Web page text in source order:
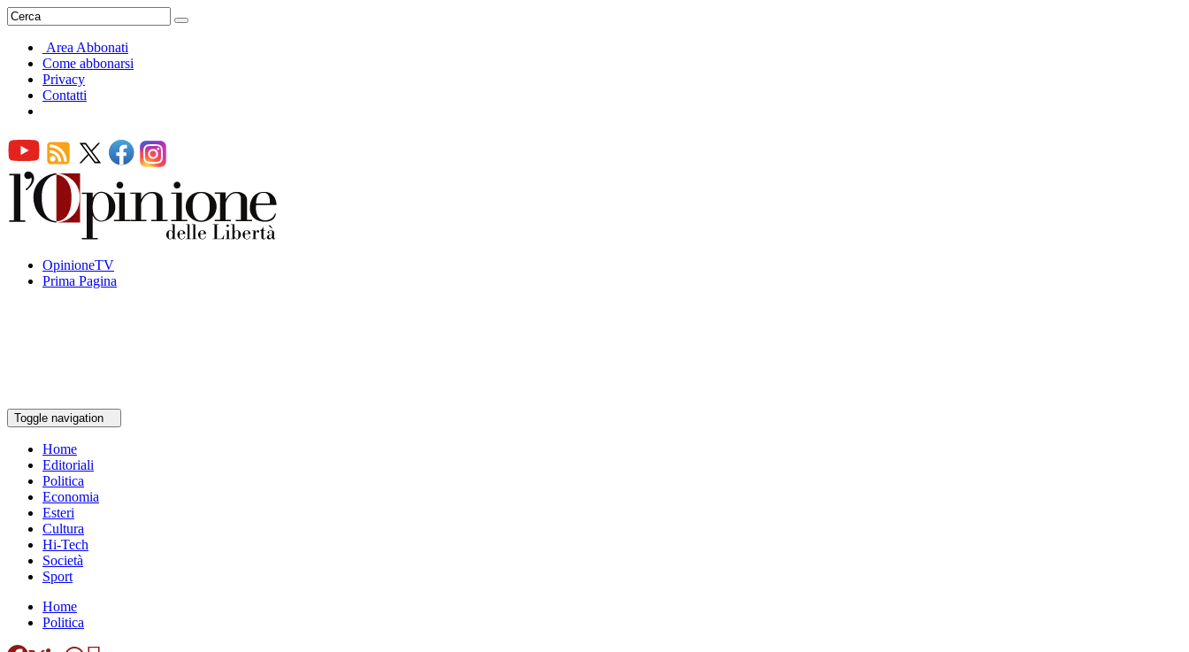
Area Abbonati
Come abbonarsi
Privacy
Contatti
OpinioneTV
Prima Pagina
Toggle navigation
Home
Editoriali
Politica
Economia
Esteri
Cultura
Hi-Tech
Società
Sport
Home
Politica